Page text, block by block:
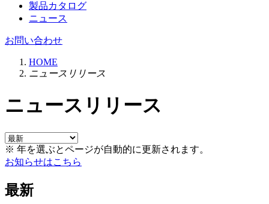
製品カタログ
ニュース
お問い合わせ
HOME
ニュースリリース
ニュースリリース
※ 年を選ぶとページが自動的に更新されます。
お知らせはこちら
最新